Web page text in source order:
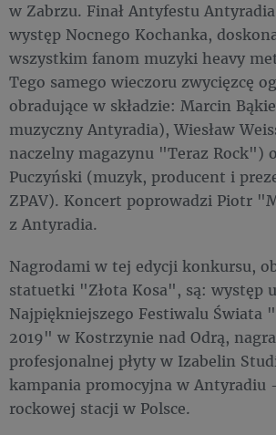
w Zabrzu. Finał Antyfestu
występ Nocnego Kochanka,
wszystkim fanom muzyki heavy
Tego samego wieczoru zwycięzcę
obradujące w składzie: Marcin
muzyczny Antyradia), Wiesław
naczelny magazynu "Teraz Rock")
Puczyński (muzyk, producent i
ZPAV). Koncert poprowadzi Piotr
z Antyradia.
Nagrodami w tej edycji konkursu,
statuetki "Złota Kosa", są: występ
Najpiękniejszego Festiwalu Świata
2019" w Kostrzynie nad Odrą,
profesjonalnej płyty w Izabelin
kampania promocyjna w Antyradiu
rockowej stacji w Polsce.